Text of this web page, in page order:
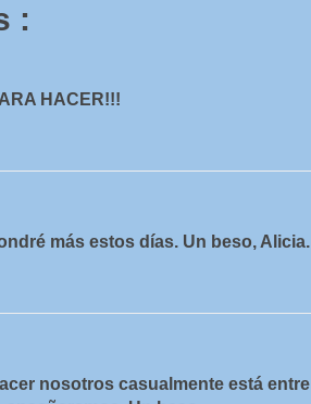
:
HACER!!!
más estos días. Un beso, Alicia.
nosotros casualmente está entre